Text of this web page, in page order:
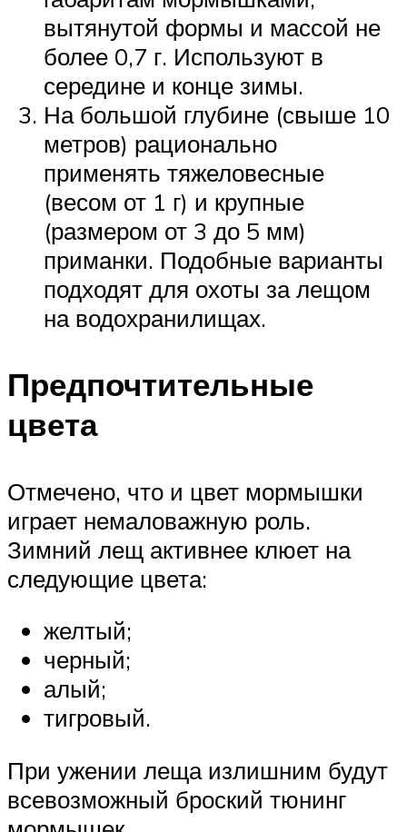
вытянутой формы и массой не
более 0,7 г. Используют в
середине и конце зимы.
На большой глубине (свыше 10
метров) рационально
применять тяжеловесные
(весом от 1 г) и крупные
(размером от 3 до 5 мм)
приманки. Подобные варианты
подходят для охоты за лещом
на водохранилищах.
Предпочтительные
цвета
Отмечено, что и цвет мормышки
играет немаловажную роль.
Зимний лещ активнее клюет на
следующие цвета:
желтый;
черный;
алый;
тигровый.
При ужении леща излишним будут
всевозможный броский тюнинг